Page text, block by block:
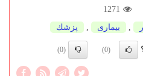
1271
بیماری پزشك
(0)
(0)